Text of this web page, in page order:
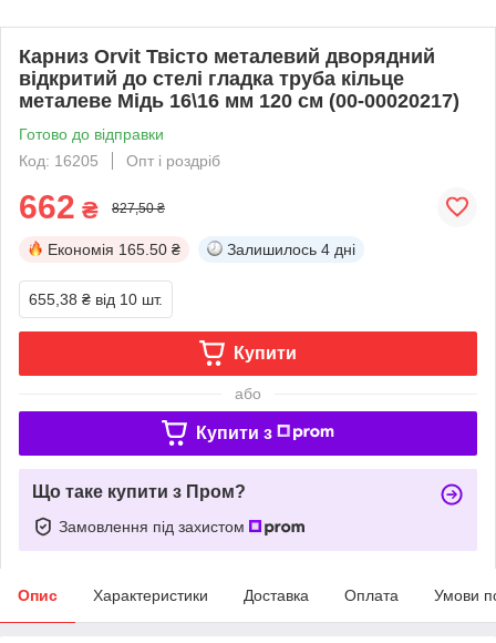
Карниз Orvit Твісто металевий дворядний
відкритий до стелі гладка труба кільце
металеве Мідь 16\16 мм 120 см (00-00020217)
Готово до відправки
Код: 16205
Опт і роздріб
662 ₴ 827,50 ₴
Економія 165.50 ₴ Залишилось 4 дні
655,38 ₴ від 10 шт.
Купити
або
Купити з
Що таке купити з Пром?
Замовлення під захистом
Опис Характеристики Доставка Оплата Умови